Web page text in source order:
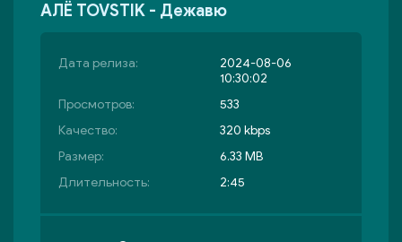
АЛЁ TOVSTIK - Дежавю
Дата релиза:
2024-08-06
10:30:02
Просмотров:
533
Качество:
320 kbps
Размер:
6.33 MB
Длительность:
2:45